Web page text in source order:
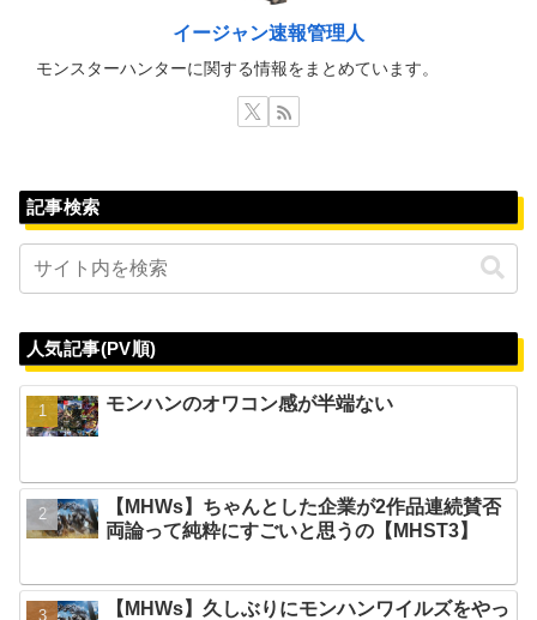
イージャン速報管理人
モンスターハンターに関する情報をまとめています。
記事検索
人気記事(PV順)
モンハンのオワコン感が半端ない
【MHWs】ちゃんとした企業が2作品連続賛否
両論って純粋にすごいと思うの【MHST3】
【MHWs】久しぶりにモンハンワイルズをやっ